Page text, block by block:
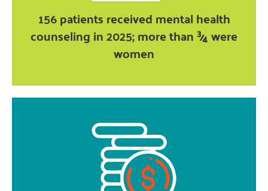
156 patients received mental health
counseling in 2025; more than ¾ were
women